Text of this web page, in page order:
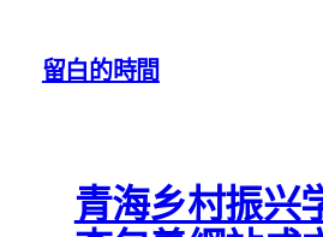
留白的時間
青海乡村振兴